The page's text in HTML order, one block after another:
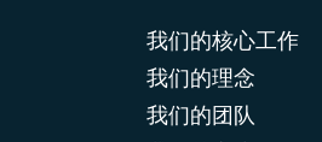
我们的核心工作
我们的理念
我们的团队